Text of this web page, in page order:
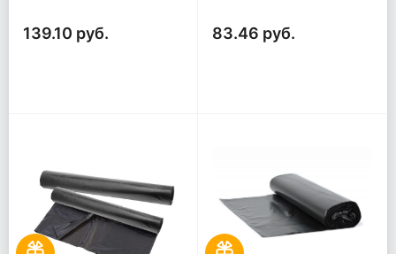
139.10 руб. 83.46 руб.